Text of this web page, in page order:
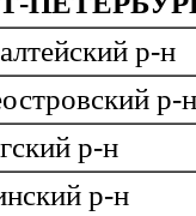
р-н
р-
р-н
р-н